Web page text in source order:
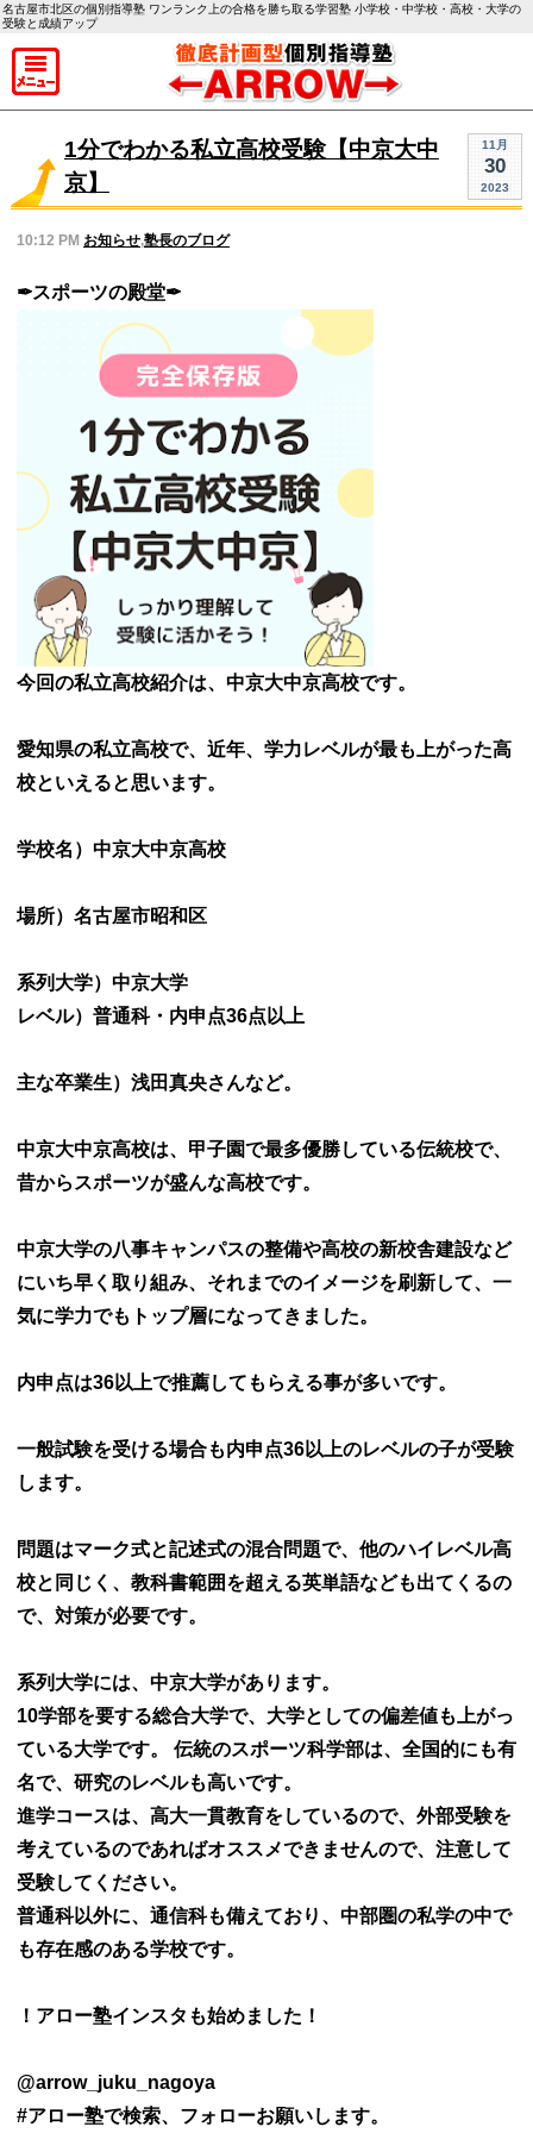
名古屋市北区の個別指導塾 ワンランク上の合格を勝ち取る学習塾 小学校・中学校・高校・大学の
受験と成績アップ
11月
30
2023
1分でわかる私立高校受験【中京大中
京】
10:12 PM お知らせ,塾長のブログ
✒︎スポーツの殿堂✒︎
今回の私立高校紹介は、中京大中京高校です。
愛知県の私立高校で、近年、学力レベルが最も上がった高
校といえると思います。
学校名）中京大中京高校
場所）名古屋市昭和区
系列大学）中京大学
レベル）普通科・内申点36点以上
主な卒業生）浅田真央さんなど。
中京大中京高校は、甲子園で最多優勝している伝統校で、
昔からスポーツが盛んな高校です。
中京大学の八事キャンパスの整備や高校の新校舎建設など
にいち早く取り組み、それまでのイメージを刷新して、一
気に学力でもトップ層になってきました。
内申点は36以上で推薦してもらえる事が多いです。
一般試験を受ける場合も内申点36以上のレベルの子が受験
します。
問題はマーク式と記述式の混合問題で、他のハイレベル高
校と同じく、教科書範囲を超える英単語なども出てくるの
で、対策が必要です。
系列大学には、中京大学があります。
10学部を要する総合大学で、大学としての偏差値も上がっ
ている大学です。 伝統のスポーツ科学部は、全国的にも有
名で、研究のレベルも高いです。
進学コースは、高大一貫教育をしているので、外部受験を
考えているのであればオススメできませんので、注意して
受験してください。
普通科以外に、通信科も備えており、中部圏の私学の中で
も存在感のある学校です。
！アロー塾インスタも始めました！
@arrow_juku_nagoya
#アロー塾で検索、フォローお願いします。